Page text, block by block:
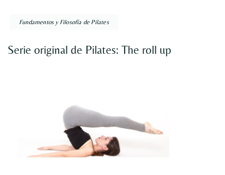
Fundamentos y Filosofía de Pilates
Serie original de Pilates: The roll up